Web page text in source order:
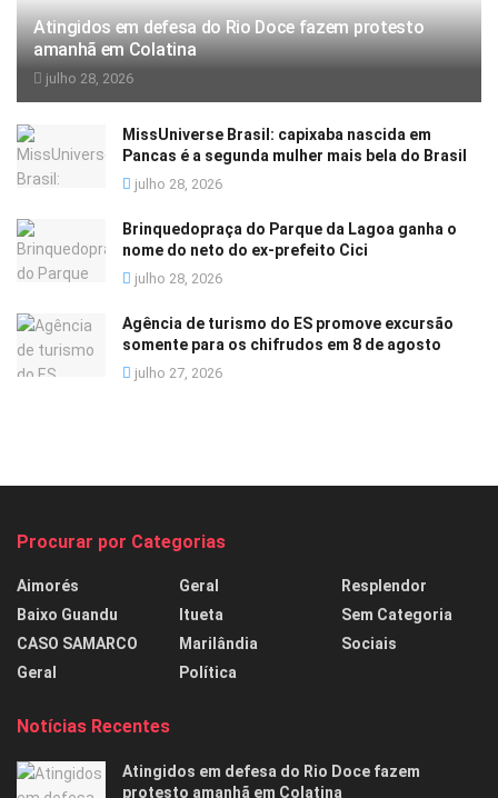
Atingidos em defesa do Rio Doce fazem protesto
amanhã em Colatina
julho 28, 2026
MissUniverse Brasil: capixaba nascida em
Pancas é a segunda mulher mais bela do Brasil
julho 28, 2026
Brinquedopraça do Parque da Lagoa ganha o
nome do neto do ex-prefeito Cici
julho 28, 2026
Agência de turismo do ES promove excursão
somente para os chifrudos em 8 de agosto
julho 27, 2026
Procurar por Categorias
Aimorés
Baixo Guandu
CASO SAMARCO
Geral
Geral
Itueta
Marilândia
Política
Resplendor
Sem Categoria
Sociais
Notícias Recentes
Atingidos em defesa do Rio Doce fazem
protesto amanhã em Colatina